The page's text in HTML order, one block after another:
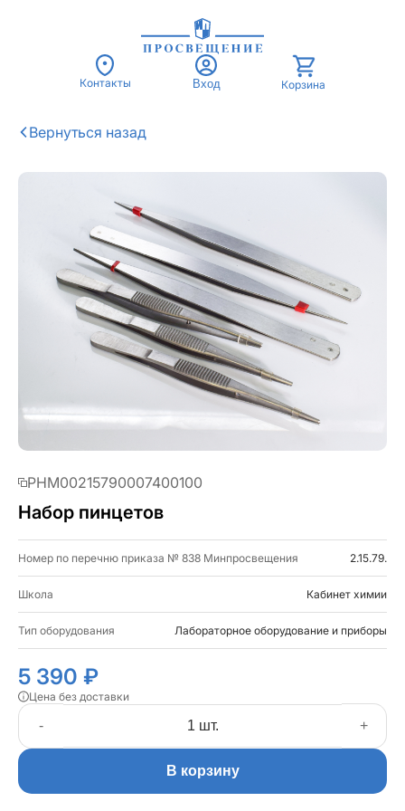
Контакты Вход Корзина
PHM00215790007400100
Набор пинцетов
Номер по перечню приказа № 838 Минпросвещения 2.15.79.
Школа Кабинет химии
Тип оборудования Лабораторное оборудование и приборы
5 390 ₽
Цена без доставки
- +
В корзину